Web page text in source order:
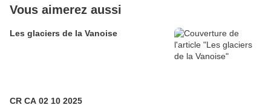
Vous aimerez aussi
Les glaciers de la Vanoise
CR CA 02 10 2025